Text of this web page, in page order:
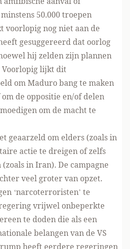
50.000 troepen
voorlopig nog niet aan de
gesuggereerd dat oorlog
hij zelden zijn plannen
lijkt dit
om Maduro bang te maken
de oppositie en/of delen
om de macht te
geaarzeld om elders (zoals in
actie te dreigen of zelfs
in Iran). De campagne
veel groter van opzet.
‘narcoterroristen’ te
vrijwel onbeperkte
te doden die als een
belangen van de VS
heeft eerdere regeringen